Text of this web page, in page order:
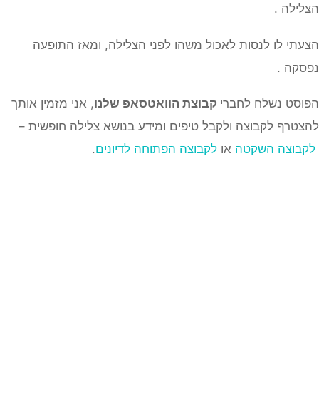
הצלילה .
הצעתי לו לנסות לאכול משהו לפני הצלילה, ומאז התופעה
נפסקה .
הפוסט נשלח לחברי קבוצת הוואטסאפ שלנו, אני מזמין אותך
להצטרף לקבוצה ולקבל טיפים ומידע בנושא צלילה חופשית –
לקבוצה השקטה או לקבוצה הפתוחה לדיונים.